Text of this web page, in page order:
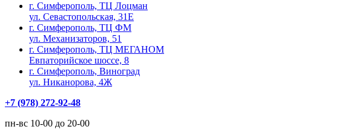
г. Симферополь, ТЦ Лоцман
ул. Севастопольская, 31Е
г. Симферополь, ТЦ ФМ
ул. Механизаторов, 51
г. Симферополь, ТЦ МЕГАНОМ
Евпаторийское шоссе, 8
г. Симферополь, Виноград
ул. Никанорова, 4Ж
+7 (978) 272-92-48
пн-вс 10-00 до 20-00